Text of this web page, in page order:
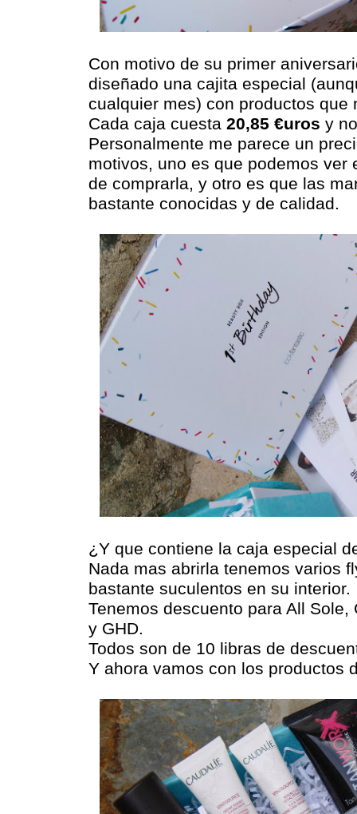
Con motivo de su primer
diseñado una cajita especial
cualquier mes) con productos que
Cada caja cuesta 20,85 €uros y
Personalmente me parece un
motivos, uno es que podemos ver
de comprarla, y otro es que las
bastante conocidas y de calidad.
¿Y que contiene la caja especial
Nada mas abrirla tenemos varios
bastante suculentos en su interior.
Tenemos descuento para All
y GHD.
Todos son de 10 libras de
Y ahora vamos con los productos